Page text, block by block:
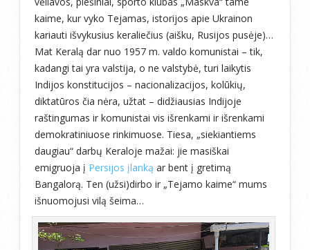
kaime, kur vyko Tejamas, istorijos apie Ukrainon
kariauti išvykusius keraliečius (aišku, Rusijos pusėje)…
Mat Keralą dar nuo 1957 m. valdo komunistai – tik,
kadangi tai yra valstija, o ne valstybė, turi laikytis
Indijos konstitucijos – nacionalizacijos, kolūkių,
diktatūros čia nėra, užtat – didžiausias Indijoje
raštingumas ir komunistai vis išrenkami ir išrenkami
demokratiniuose rinkimuose. Tiesa, „siekiantiems
daugiau“ darbų Keraloje mažai: jie masiškai
emigruoja į Persijos įlanką ar bent į gretimą
Bangalorą. Ten (užsi)dirbo ir „Tejamo kaime“ mums
išnuomojusi vilą šeima…